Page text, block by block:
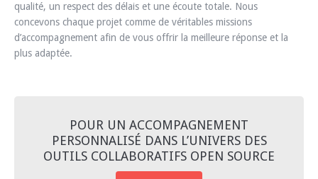
qualité, un respect des délais et une écoute totale. Nous
concevons chaque projet comme de véritables missions
d’accompagnement afin de vous offrir la meilleure réponse et la
plus adaptée.
POUR UN ACCOMPAGNEMENT
PERSONNALISÉ DANS L’UNIVERS DES
OUTILS COLLABORATIFS OPEN SOURCE